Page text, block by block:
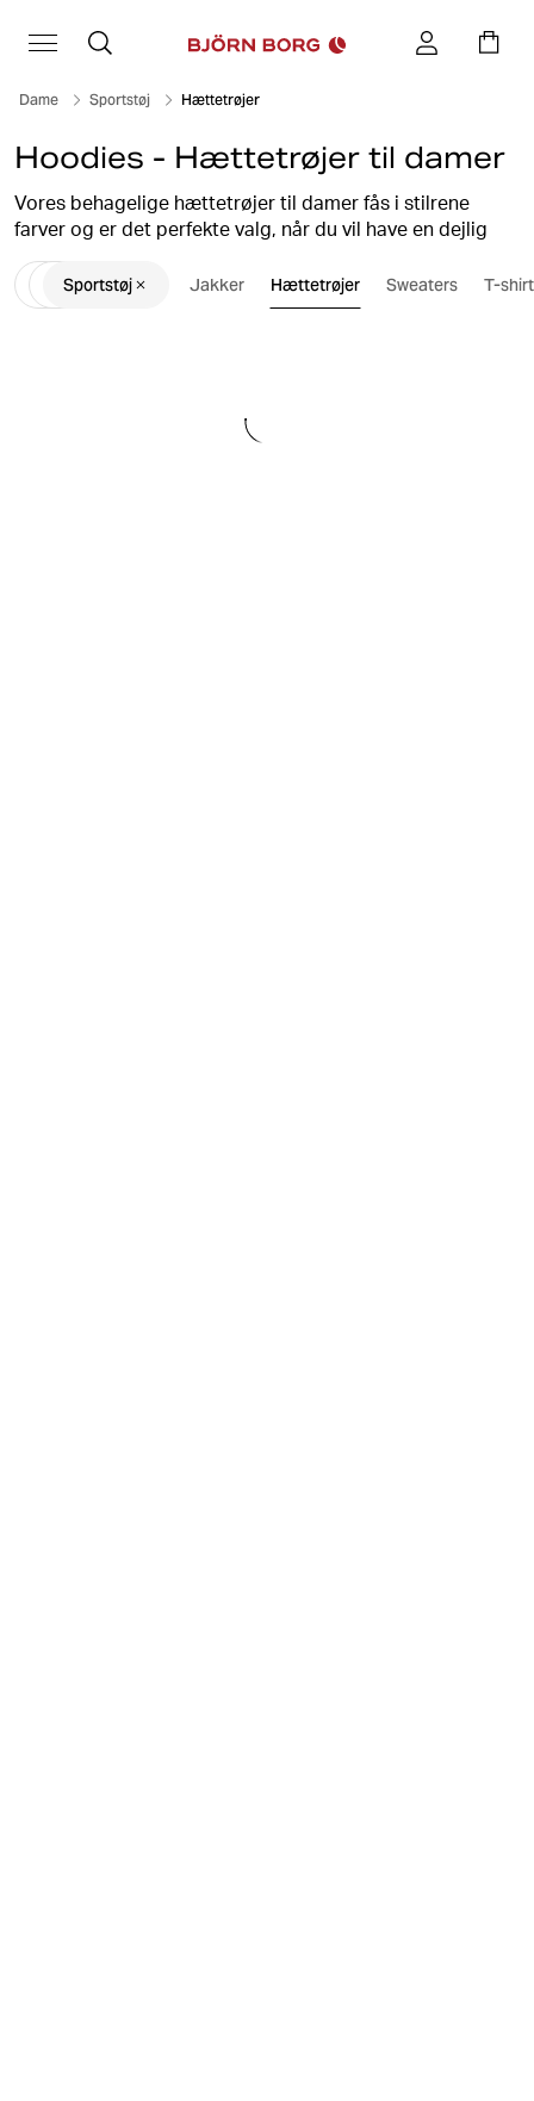
Dame Sportstøj Hættetrøjer
Hoodies - Hættetrøjer til damer
Vores behagelige hættetrøjer til damer fås i stilrene
farver og er det perfekte valg, når du vil have en dejlig
afslappet dag eller som et ydre lag under træningen. Vi
har hættetrøjer med og uden lynlås. I sortimentet finder
du både ensfarvede hættetrøjer og hoodies med print.
Sportstøj Jakker Hættetrøjer Sweaters T-